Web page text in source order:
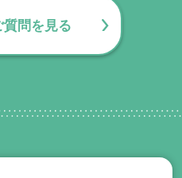
なる方が70パーセント
日常にお戻りいただ
の制限なく、当社の専
問を見る